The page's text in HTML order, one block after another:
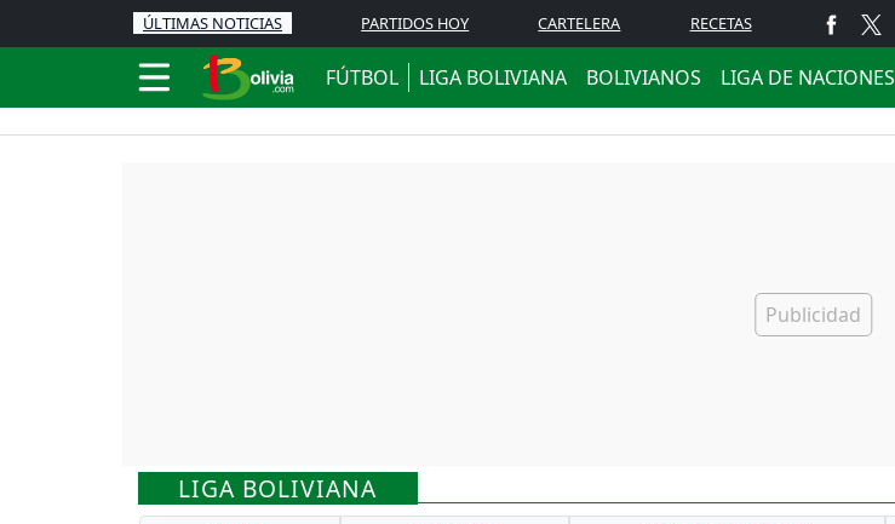
ÚLTIMAS NOTICIAS PARTIDOS HOY CARTELERA RECETAS
FÚTBOL LIGA BOLIVIANA BOLIVIANOS LIGA DE NACIONES
LIGA BOLIVIANA